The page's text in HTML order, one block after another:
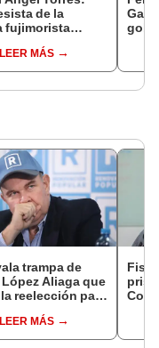
de la
fujimorista
LEER MÁS
trampa de
López Aliaga que
reelección para
LEER MÁS